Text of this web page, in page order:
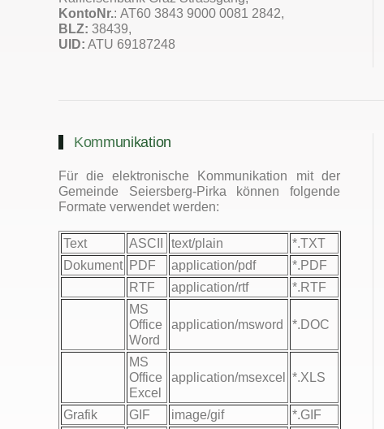
KontoNr.: AT60 3843 9000 0081 2842,
BLZ: 38439,
UID: ATU 69187248
Kommunikation
Für die elektronische Kommunikation mit der
Gemeinde Seiersberg-Pirka können folgende
Formate verwendet werden:
Text ASCII text/plain
*.TXT
Dokument PDF application/pdf
*.PDF
RTF
application/rtf
*.RTF
MS
Office
Word
application/msword *.DOC
MS
Office
Excel
application/msexcel *.XLS
Grafik GIF image/gif *.GIF